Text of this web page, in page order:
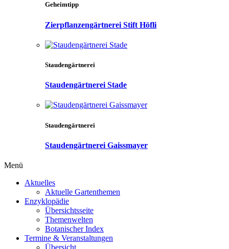
Geheimtipp
Zierpflanzengärtnerei Stift Höfli
Staudengärtnerei
Staudengärtnerei Stade
Staudengärtnerei
Staudengärtnerei Gaissmayer
Menü
Aktuelles
Aktuelle Gartenthemen
Enzyklopädie
Übersichtsseite
Themenwelten
Botanischer Index
Termine & Veranstaltungen
Übersicht